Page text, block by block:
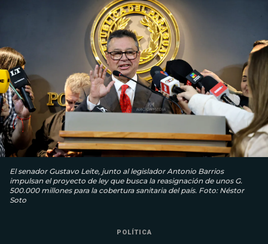
El senador Gustavo Leite, junto al legislador Antonio Barrios
impulsan el proyecto de ley que busca la reasignación de unos G.
500.000 millones para la cobertura sanitaria del país. Foto: Néstor
Soto
POLÍTICA